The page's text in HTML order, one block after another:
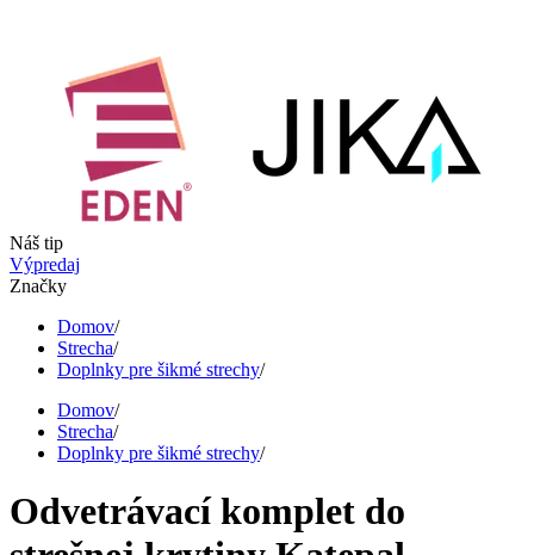
Náš tip
Výpredaj
Značky
Domov/
Strecha/
Doplnky pre šikmé strechy/
Domov/
Strecha/
Doplnky pre šikmé strechy/
Odvetrávací komplet do